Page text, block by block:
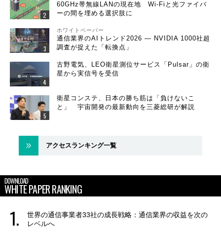
60GHz帯無線LANの現在地 Wi-Fiと光ファイバ
ーの間を埋める選択肢に
ホワイトペーパー
通信業界のAIトレンド2026 ― NVIDIA 1000社超
調査が捉えた「転換点」
古野電気、LEO衛星測位サービス「Pulsar」の衛
星から実信号を受信
衛星コンステ、日本の勝ち筋は「負けないこ
と」 宇宙開発の最新動向を三菱総研が解説
アクセスランキング一覧
DOWNLOAD
WHITE PAPER RANKING
世界の通信事業者33社の成長戦略：通信業界の収益を次の
レベルへ